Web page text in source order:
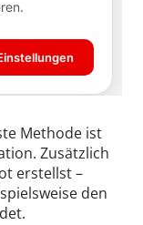
Methode ist
Zusätzlich
erstellst –
den